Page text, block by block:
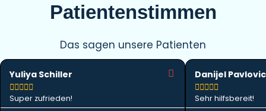
Patientenstimmen
Das sagen unsere Patienten
Yuliya Schiller

Super zufrieden!
Danijel Pavlovic

Sehr hilfsbereit!